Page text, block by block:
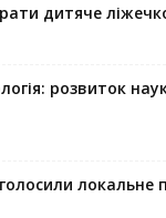
дитяче
розвиток
локальне